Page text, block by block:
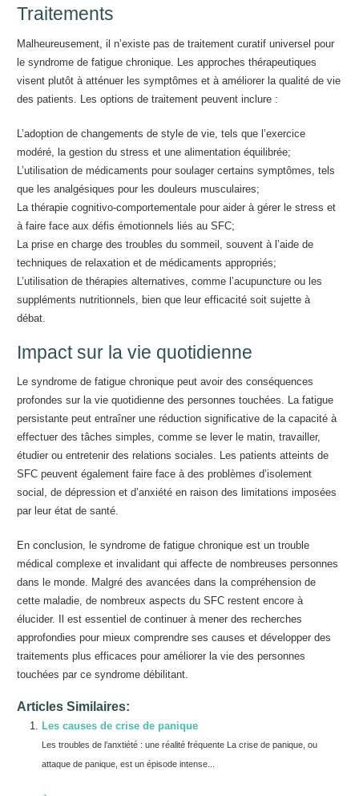
Traitements
Malheureusement, il n’existe pas de traitement curatif universel pour
le syndrome de fatigue chronique. Les approches thérapeutiques
visent plutôt à atténuer les symptômes et à améliorer la qualité de vie
des patients. Les options de traitement peuvent inclure :
L’adoption de changements de style de vie, tels que l’exercice
modéré, la gestion du stress et une alimentation équilibrée;
L’utilisation de médicaments pour soulager certains symptômes, tels
que les analgésiques pour les douleurs musculaires;
La thérapie cognitivo-comportementale pour aider à gérer le stress et
à faire face aux défis émotionnels liés au SFC;
La prise en charge des troubles du sommeil, souvent à l’aide de
techniques de relaxation et de médicaments appropriés;
L’utilisation de thérapies alternatives, comme l’acupuncture ou les
suppléments nutritionnels, bien que leur efficacité soit sujette à
débat.
Impact sur la vie quotidienne
Le syndrome de fatigue chronique peut avoir des conséquences
profondes sur la vie quotidienne des personnes touchées. La fatigue
persistante peut entraîner une réduction significative de la capacité à
effectuer des tâches simples, comme se lever le matin, travailler,
étudier ou entretenir des relations sociales. Les patients atteints de
SFC peuvent également faire face à des problèmes d’isolement
social, de dépression et d’anxiété en raison des limitations imposées
par leur état de santé.
En conclusion, le syndrome de fatigue chronique est un trouble
médical complexe et invalidant qui affecte de nombreuses personnes
dans le monde. Malgré des avancées dans la compréhension de
cette maladie, de nombreux aspects du SFC restent encore à
élucider. Il est essentiel de continuer à mener des recherches
approfondies pour mieux comprendre ses causes et développer des
traitements plus efficaces pour améliorer la vie des personnes
touchées par ce syndrome débilitant.
Articles Similaires:
Les causes de crise de panique
Les troubles de l’anxtiété : une réalité fréquente La crise de panique, ou
attaque de panique, est un épisode intense...